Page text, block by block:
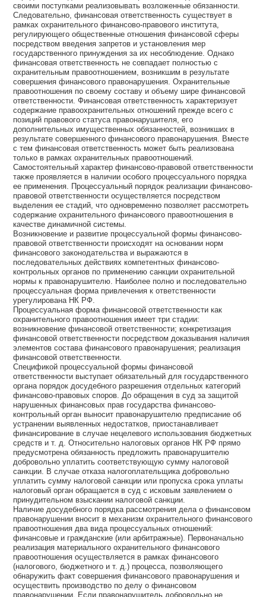
своими поступками реализовывать возложенные обязанности.
Следовательно, финансовая ответственность существует в
рамках охранительного финансово-правового института,
регулирующего общественные отношения финансовой сферы
посредством введения запретов и установления мер
государственного принуждения за их несоблюдение. Однако
финансовая ответственность не совпадает полностью с
охранительным правоотношением, возникшим в результате
совершения финансового правонарушения. Охранительные
правоотношения по своему составу и объему шире финансовой
ответственности. Финансовая ответственность характеризует
содержание правоохранительных отношений прежде всего с
позиций правового статуса правонарушителя, его
дополнительных имущественных обязанностей, возникших в
результате совершенного финансового правонарушения. Вместе
с тем финансовая ответственность может быть реализована
только в рамках охранительных правоотношений.
Самостоятельный характер финансово-правовой ответственности
также проявляется в наличии особого процессуального порядка
ее применения. Процессуальный порядок реализации финансово-
правовой ответственности осуществляется посредством
выделения ее стадий, что одновременно позволяет рассмотреть
содержание охранительного финансового правоотношения в
качестве динамичной системы.
Возникновение и развитие процессуальной формы финансово-
правовой ответственности происходят на основании норм
финансового законодательства и выражаются в
последовательных действиях компетентных финансово-
контрольных органов по применению санкции охранительной
нормы к правонарушителю. Наиболее полно и последовательно
процессуальная форма привлечения к ответственности
урегулирована НК РФ.
Процессуальная форма финансовой ответственности как
охранительного правоотношения имеет три стадии:
возникновение финансовой ответственности; конкретизация
финансовой ответственности посредством доказывания наличия
элементов состава финансового правонарушения; реализация
финансовой ответственности.
Спецификой процессуальной формы финансовой
ответственности выступает обязательный для государственного
органа порядок досудебного разрешения отдельных категорий
финансово-правовых споров. До обращения в суд за защитой
нарушенных финансовых прав государства финансово-
контрольный орган выносит правонарушителю предписание об
устранении выявленных недостатков, приостанавливает
финансирование в случае нецелевого использования бюджетных
средств и т. д. Относительно налоговых органов НК РФ прямо
предусмотрена обязанность предложить правонарушителю
добровольно уплатить соответствующую сумму налоговой
санкции. В случае отказа налогоплательщика добровольно
уплатить сумму налоговой санкции или пропуска срока уплаты
налоговый орган обращается в суд с исковым заявлением о
принудительном взыскании налоговой санкции.
Наличие досудебного порядка рассмотрения дела о финансовом
правонарушении вносит в механизм охранительного финансового
правоотношения два вида процессуальных отношений:
финансовые и гражданские (или арбитражные). Первоначально
реализация материального охранительного финансового
правоотношения осуществляется в рамках финансового
(налогового, бюджетного и т. д.) процесса, позволяющего
обнаружить факт совершения финансового правонарушения и
осуществить производство по делу о финансовом
правонарушении. Если правонарушитель добровольно не